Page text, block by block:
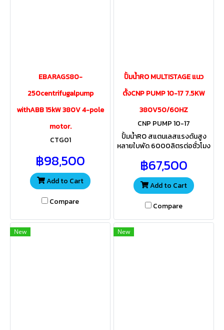
EBARAGS80-
250centrifugalpump
withABB 15kW 380V 4-pole
motor.
CTG01
฿98,500
Add to Cart
Compare
ปั้มน้ำRO MULTISTAGE แนว
ตั้งCNP PUMP 10-17 7.5KW
380V50/60HZ
CNP PUMP 10-17
ปั้มน้ำRO สแตนเลสแรงดันสูง
หลายใบพัด 6000ลิตรต่อชั่วโมง
กรองเมมเบรน ควรเลือกใช้ขนาด
ไส้กรองให้เหมาะสมกับแรงดันปั้ม
฿67,500
Add to Cart
Compare
New New